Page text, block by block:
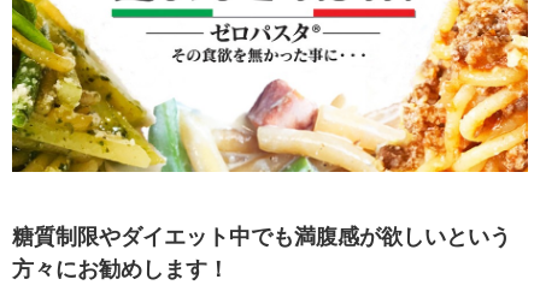
糖質制限やダイエット中でも満腹感が欲しいという
方々にお勧めします！